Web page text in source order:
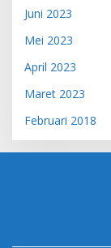
Juni 2023
Mei 2023
April 2023
Maret 2023
Februari 2018